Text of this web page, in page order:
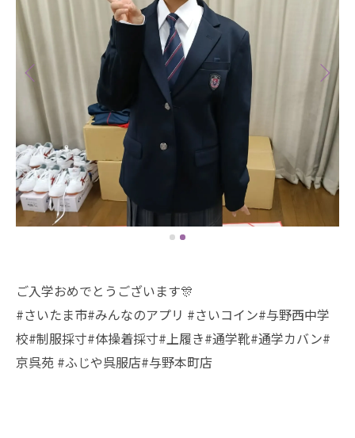
ご入学おめでとうございます🎊
#さいたま市#みんなのアプリ #さいコイン#与野西中学
校#制服採寸#体操着採寸#上履き#通学靴#通学カバン#
京呉苑 #ふじや呉服店#与野本町店